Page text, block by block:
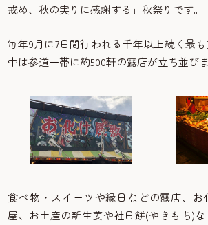
戒め、秋の実りに感謝する」秋祭りです。
毎年9月に7日間行われる千年以上続く最
中は参道一帯に約500軒の露店が立ち並びま
食べ物・スイーツや縁日などの露店、お
屋、お土産の新生姜や社日餅(やきもち)